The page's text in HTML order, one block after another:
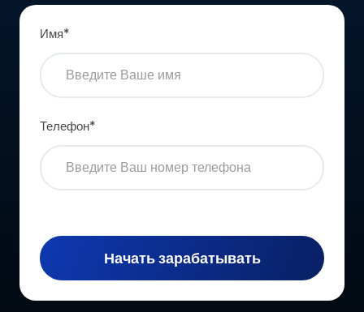
Имя*
Телефон*
Начать зарабатывать